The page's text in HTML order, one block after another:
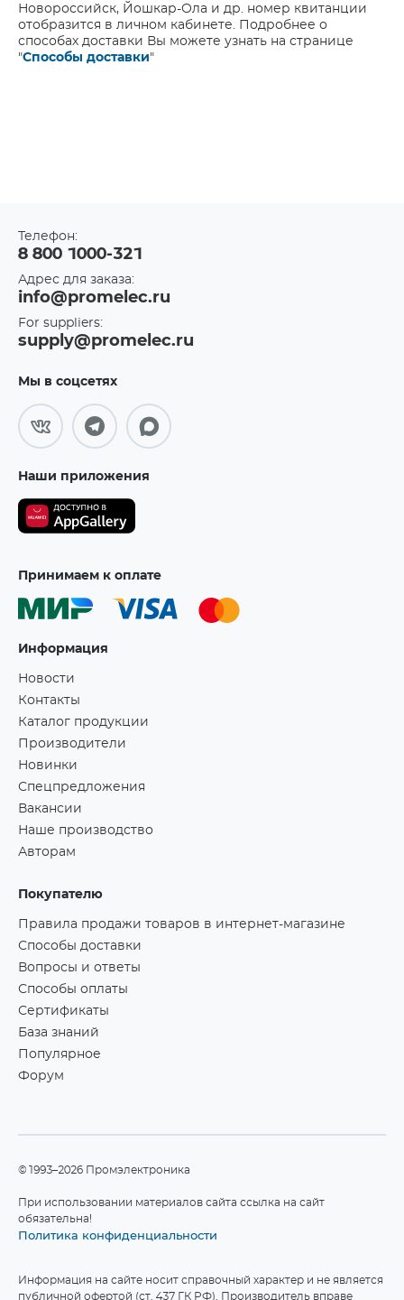
Новороссийск, Йошкар-Ола и др. номер квитанции
отобразится в личном кабинете. Подробнее о
способах доставки Вы можете узнать на странице
"Способы доставки"
Телефон:
8 800 1000-321
Адрес для заказа:
info@promelec.ru
For suppliers:
supply@promelec.ru
Мы в соцсетях
Наши приложения
Принимаем к оплате
Информация
Новости
Контакты
Каталог продукции
Производители
Новинки
Спецпредложения
Вакансии
Наше производство
Авторам
Покупателю
Правила продажи товаров в интернет-магазине
Способы доставки
Вопросы и ответы
Способы оплаты
Сертификаты
База знаний
Популярное
Форум
©1993–2026 Промэлектроника
При использовании материалов сайта ссылка на сайт
обязательна!
Политика конфиденциальности
Информация на сайте носит справочный характер и не является
публичной офертой (ст. 437 ГК РФ). Производитель вправе